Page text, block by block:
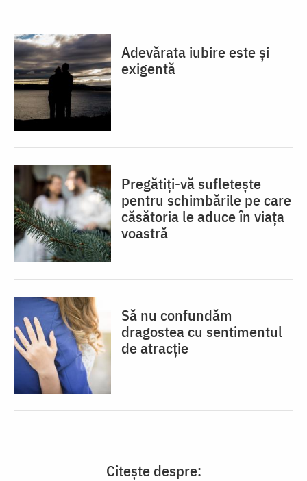
Adevărata iubire este și
exigentă
Pregătiți-vă sufletește
pentru schimbările pe care
căsătoria le aduce în viața
voastră
Să nu confundăm
dragostea cu sentimentul
de atracție
Citește despre: